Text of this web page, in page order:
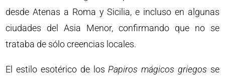
desde Atenas a Roma y Sicilia, e incluso en algunas
ciudades del Asia Menor, confirmando que no se
trataba de sólo creencias locales.
El estilo esotérico de los Papiros mágicos griegos se